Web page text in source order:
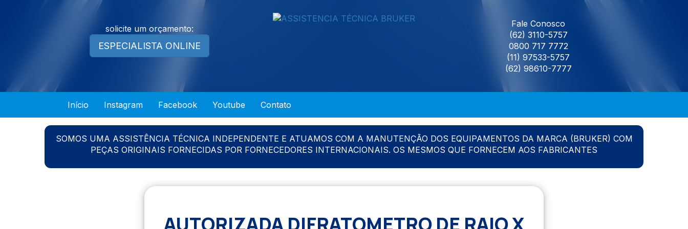
solicite um orçamento:
ESPECIALISTA ONLINE
Fale Conosco
(62) 3110-5757
0800 717 7772
(11) 97533-5757
(62) 98610-7777
Início Instagram Facebook Youtube Contato
SOMOS UMA ASSISTÊNCIA TÉCNICA INDEPENDENTE E ATUAMOS COM A MANUTENÇÃO DOS EQUIPAMENTOS DA MARCA (BRUKER) COM
PEÇAS ORIGINAIS FORNECIDAS POR FORNECEDORES INTERNACIONAIS. OS MESMOS QUE FORNECEM AOS FABRICANTES